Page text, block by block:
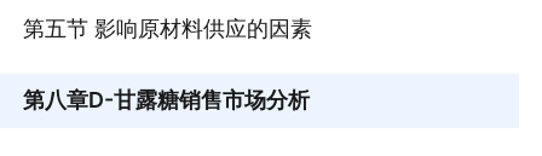
第五节 影响原材料供应的因素
第八章D-甘露糖销售市场分析